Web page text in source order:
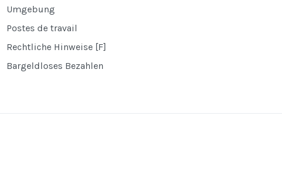
Umgebung
Postes de travail
Rechtliche Hinweise [F]
Bargeldloses Bezahlen